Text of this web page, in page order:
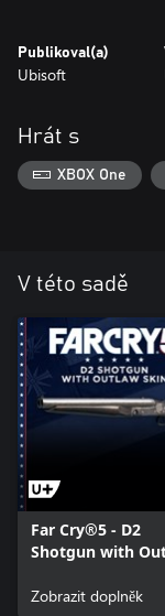
o 4x Proximity Mines
o 4x Grenades
• Includes Chaos
o 4x Molotov Cocktails
o 4x Animal Baits
o 4x The Fast
Publikoval(a)
Ubisoft
Hrát s
XBOX One
V této sadě
Far Cry®5 - D2
Shotgun with
Zobrazit doplněk